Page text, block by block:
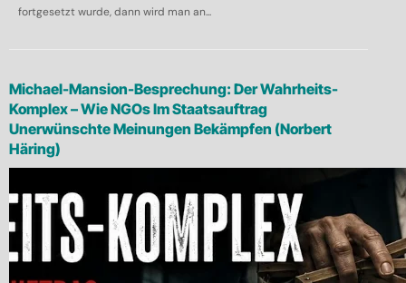
fortgesetzt wurde, dann wird man an...
Michael-Mansion-Besprechung: Der Wahrheits-
Komplex – Wie NGOs Im Staatsauftrag
Unerwünschte Meinungen Bekämpfen (Norbert
Häring)